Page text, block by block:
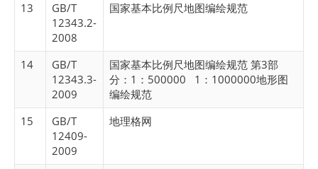
13
GB/T
12343.2-
2008
国家基本比例尺地图编绘规范
14
GB/T
12343.3-
2009
国家基本比例尺地图编绘规范 第3部
分：1：500000 1：1000000地形图
编绘规范
15
GB/T
12409-
2009
地理格网